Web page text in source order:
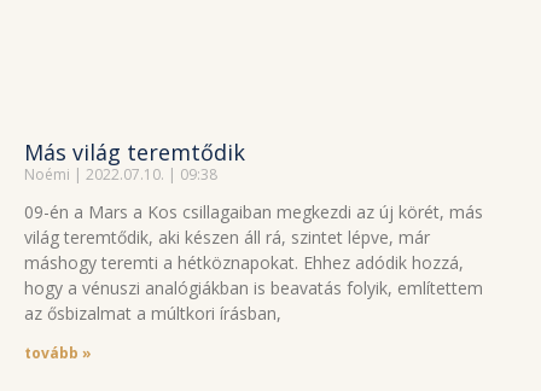
Más világ teremtődik
Noémi 2022.07.10. 09:38
09-én a Mars a Kos csillagaiban megkezdi az új körét, más
világ teremtődik, aki készen áll rá, szintet lépve, már
máshogy teremti a hétköznapokat. Ehhez adódik hozzá,
hogy a vénuszi analógiákban is beavatás folyik, említettem
az ősbizalmat a múltkori írásban,
tovább »